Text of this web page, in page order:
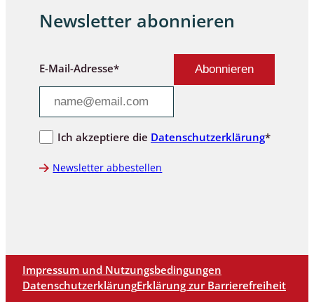
Newsletter abonnieren
E-Mail-Adresse*
Ich akzeptiere die Datenschutzerklärung*
Newsletter abbestellen
Impressum und Nutzungsbedingungen
DatenschutzerklärungErklärung zur Barrierefreiheit